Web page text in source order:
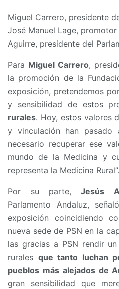
Miguel Carrero, presidente
José Manuel Lage,
Aguirre, presidente del
Para Miguel Carrero,
la promoción de la
exposición, pretendemos
y sensibilidad de estos
rurales. Hoy, estos valores
y vinculación han pasado
necesario recuperar ese
mundo de la Medicina y
representa la Medicina Rural”.
Por su parte, Jesús
Parlamento Andaluz,
exposición coincidiendo
nueva sede de PSN en la
las gracias a PSN rendir
rurales que tanto luchan
pueblos más alejados de
gran sensibilidad que